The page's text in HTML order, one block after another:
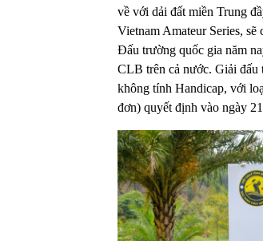
về với dải đất miền Trung
Vietnam Amateur Series,
Đấu trường quốc gia năm
CLB trên cả nước. Giải đấu
không tính Handicap, với
đơn) quyết định vào ngày